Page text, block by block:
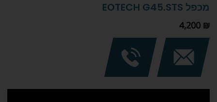
מכפל EOTECH G45.STS
4,200 ₪